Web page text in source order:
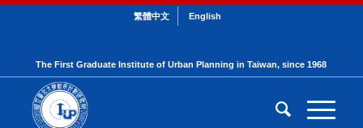
繁體中文 English
The First Graduate Institute of Urban Planning in Taiwan, since 1968